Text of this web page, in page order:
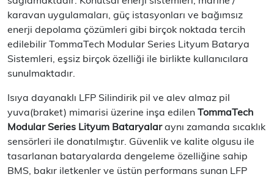
karavan uygulamaları, güç istasyonları ve bağımsız
enerji depolama çözümleri gibi birçok noktada tercih
edilebilir TommaTech Modular Series Lityum Batarya
Sistemleri, eşsiz birçok özelliği ile birlikte kullanıcılara
sunulmaktadır.
Isıya dayanaklı LFP Silindirik pil ve alev almaz pil
yuva(braket) mimarisi üzerine inşa edilen TommaTech
Modular Series Lityum Bataryalaraynı zamanda sıcaklık
sensörleri ile donatılmıştır. Güvenlik ve kalite olgusu ile
tasarlanan bataryalarda dengeleme özelliğine sahip
BMS, bakır iletkenler ve üstün performans sunan LFP